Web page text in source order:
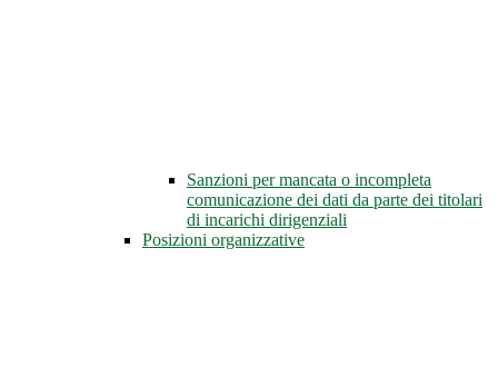
Sanzioni per mancata o incompleta
comunicazione dei dati da parte dei titolari
di incarichi dirigenziali
Posizioni organizzative